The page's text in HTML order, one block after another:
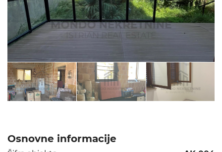
Osnovne informacije